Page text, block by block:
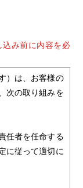
み前に内容を必
）は、お客様の
次の取り組みを
任者を任命する
に従って適切に